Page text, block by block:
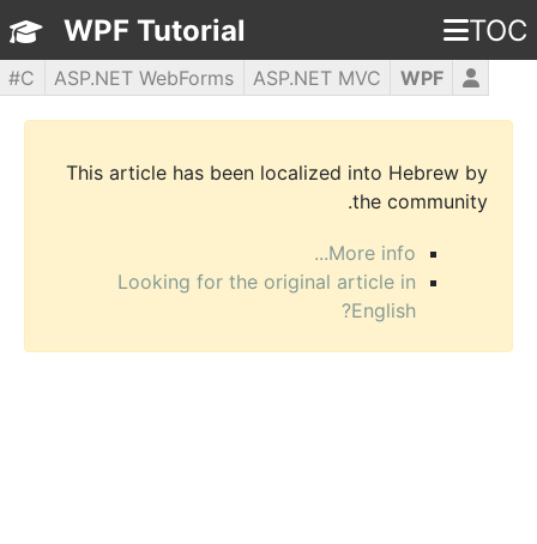
WPF Tutorial TOC
WPF
ASP.NET MVC
ASP.NET WebForms
C#
CSS3
HTML5
JavaScript
jQuery
PHP5
This article has been localized into Hebrew by
the community.
More info...
Looking for the original article in
English?